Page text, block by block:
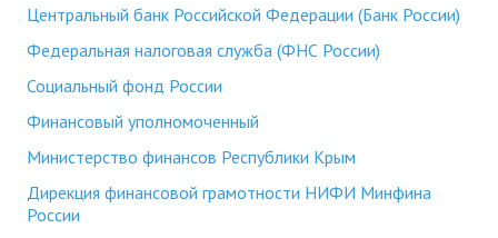
Центральный банк Российской Федерации (Банк России)
Федеральная налоговая служба (ФНС России)
Социальный фонд России
Финансовый уполномоченный
Министерство финансов Республики Крым
Дирекция финансовой грамотности НИФИ Минфина
России